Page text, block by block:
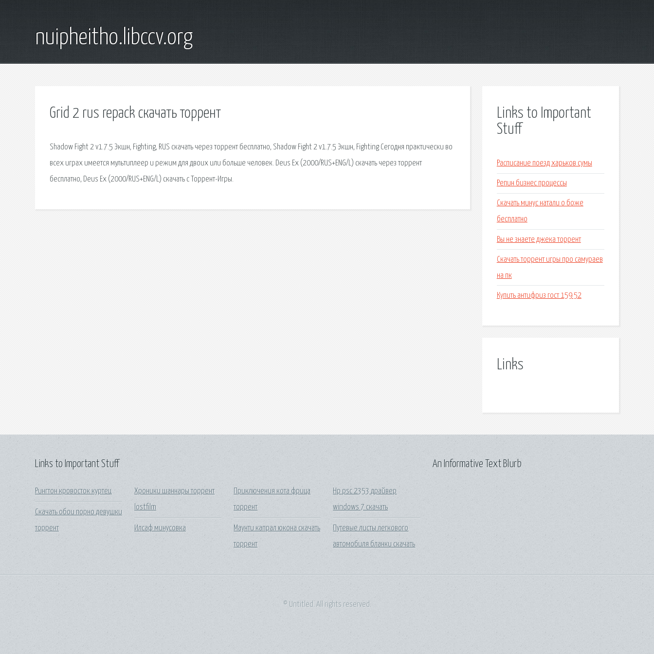
nuipheitho.libccv.org
Grid 2 rus repack скачать торрент
Shadow Fight 2 v1.7.5 Экшн, Fighting, RUS скачать через торрент бесплатно, Shadow Fight 2 v1.7.5 Экшн, Fighting Сегодня практически во
всех играх имеется мультиплеер и режим для двоих или больше человек. Deus Ex (2000/RUS+ENG/L) скачать через торрент
бесплатно, Deus Ex (2000/RUS+ENG/L) скачать с Торрент-Игры.
Links to Important
Stuff
Расписание поезд харьков сумы
Репин бизнес процессы
Скачать минус натали о боже
бесплатно
Вы не знаете джека торрент
Скачать торрент игры про самураев
на пк
Купить антифриз гост 159 52
Links
Links to Important Stuff
Рингтон кровосток куртец
Скачать обои порно девушки
торрент
Хроники шаннары торрент
lostfilm
Илсаф минусовка
Приключения кота фрица
торрент
Маунти капрал юкона скачать
торрент
Hp psc 2353 драйвер
windows 7 скачать
Путевые листы легкового
автомобиля бланки скачать
An Informative Text Blurb
© Untitled. All rights reserved.